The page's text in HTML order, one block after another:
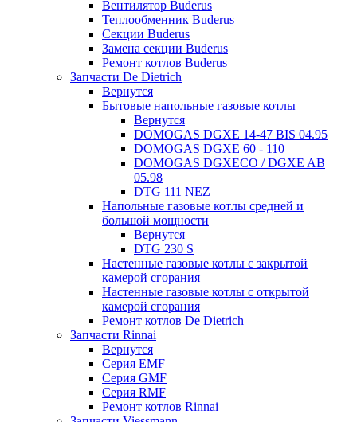
Вентилятор Buderus
Теплообменник Buderus
Секции Buderus
Замена секции Buderus
Ремонт котлов Buderus
Запчасти De Dietrich
Вернутся
Бытовые напольные газовые котлы
Вернутся
DOMOGAS DGXE 14-47 BIS 04.95
DOMOGAS DGXE 60 - 110
DOMOGAS DGXECO / DGXE AB
05.98
DTG 111 NEZ
Напольные газовые котлы средней и
большой мощности
Вернутся
DTG 230 S
Настенные газовые котлы с закрытой
камерой сгорания
Настенные газовые котлы с открытой
камерой сгорания
Ремонт котлов Dе Dietrich
Запчасти Rinnai
Вернутся
Серия EMF
Серия GMF
Серия RMF
Ремонт котлов Rinnai